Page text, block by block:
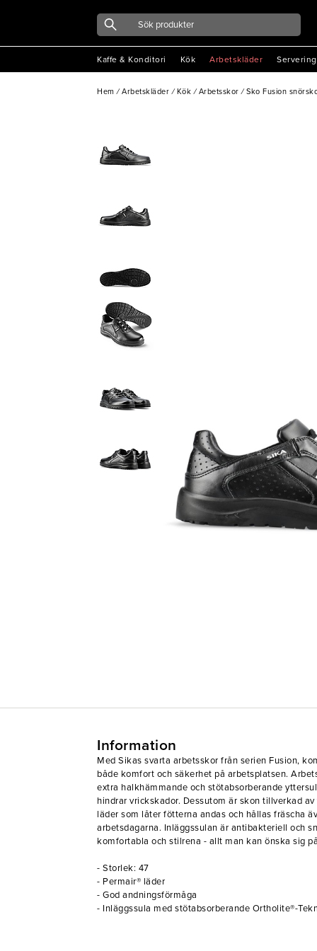
Kaffe & Konditori Kök Arbetskläder Servering
Hem / Arbetskläder / Kök / Arbetsskor / Sko Fusion
Information
Med Sikas svarta arbetsskor från serien Fusion,
både komfort och säkerhet på arbetsplatsen.
extra halkhämmande och stötabsorberande
hindrar vrickskador. Dessutom är skon tillverkad
läder som låter fötterna andas och hållas fräscha
arbetsdagarna. Inläggssulan är antibakteriell och
komfortabla och stilrena - allt man kan önska sig
- Storlek: 47
- Permair® läder
- God andningsförmåga
- Inläggssula med stötabsorberande Ortholite®-